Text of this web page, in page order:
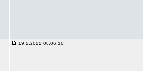
19.2.2022 08:06:10